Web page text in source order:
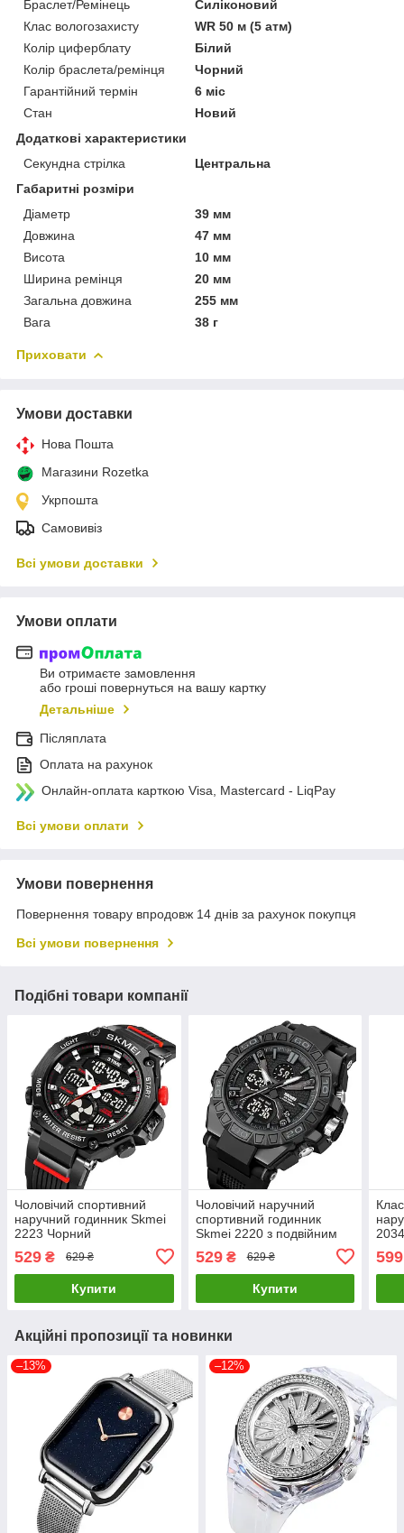
Браслет/Ремінець
Силіконовий
Клас вологозахисту
WR 50 м (5 атм)
Колір циферблату
Білий
Колір браслета/ремінця
Чорний
Гарантійний термін
6 міс
Стан
Новий
Додаткові характеристики
Секундна стрілка
Центральна
Габаритні розміри
Діаметр
39 мм
Довжина
47 мм
Висота
10 мм
Ширина ремінця
20 мм
Загальна довжина
255 мм
Вага
38 г
Приховати
Умови доставки
Нова Пошта
Магазини Rozetka
Укрпошта
Самовивіз
Всі умови доставки
Умови оплати
Ви отримаєте замовлення
або гроші повернуться на вашу картку
Детальніше
Післяплата
Оплата на рахунок
Онлайн-оплата карткою Visa, Mastercard - LiqPay
Всі умови оплати
Умови повернення
Повернення товару впродовж 14 днів за рахунок покупця
Всі умови повернення
Подібні товари компанії
Чоловічий спортивний
наручний годинник Skmei
2223 Чорний
529 ₴ 629 ₴
Купити
Чоловічий наручний
спортивний годинник
Skmei 2220 з подвійним
набором функцій
(Чорний)
529₴ 629 ₴
Купити
599
Акційні пропозиції та новинки
–13% –12%